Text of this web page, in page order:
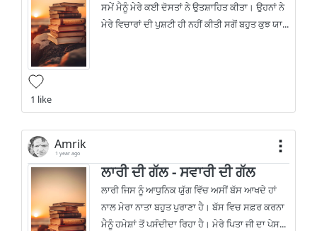
ਸਮੇਂ ਮੈਨੂੰ ਮੇਰੇ ਕਈ ਦੋਸਤਾਂ ਨੇ ਉਤਸ਼ਾਹਿਤ ਕੀਤਾ। ਉਹਨਾਂ ਨੇ
ਮੇਰੇ ਵਿਚਾਰਾਂ ਦੀ ਪੁਸ਼ਟੀ ਹੀ ਨਹੀਂ ਕੀਤੀ ਸਗੋਂ ਬਹੁਤ ਕੁਝ ਯਾ...
1 like
Amrik
1 year ago
ਲਾਰੀ ਦੀ ਗੱਲ - ਸਵਾਰੀ ਦੀ ਗੱਲ
ਲਾਰੀ ਜਿਸ ਨੂੰ ਆਧੁਨਿਕ ਯੁੱਗ ਵਿੱਚ ਅਸੀਂ ਬੱਸ ਆਖਦੇ ਹਾਂ
ਨਾਲ ਮੇਰਾ ਨਾਤਾ ਬਹੁਤ ਪੁਰਾਣਾ ਹੈ। ਬੱਸ ਵਿਚ ਸਫ਼ਰ ਕਰਨਾ
ਮੈਨੂੰ ਹਮੇਸ਼ਾਂ ਤੋਂ ਪਸੰਦੀਦਾ ਰਿਹਾ ਹੈ। ਮੇਰੇ ਪਿਤਾ ਜੀ ਦਾ ਪੇਸ...